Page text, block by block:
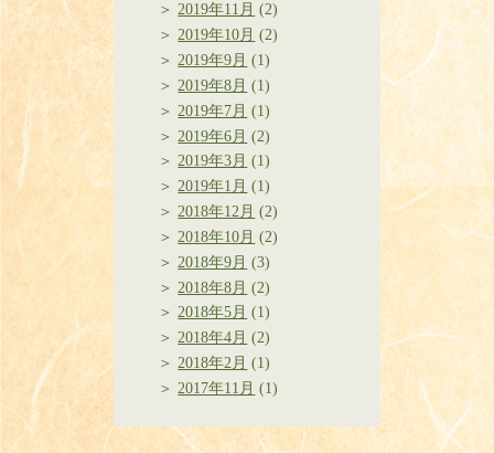
2019年11月 (2)
2019年10月 (2)
2019年9月 (1)
2019年8月 (1)
2019年7月 (1)
2019年6月 (2)
2019年3月 (1)
2019年1月 (1)
2018年12月 (2)
2018年10月 (2)
2018年9月 (3)
2018年8月 (2)
2018年5月 (1)
2018年4月 (2)
2018年2月 (1)
2017年11月 (1)